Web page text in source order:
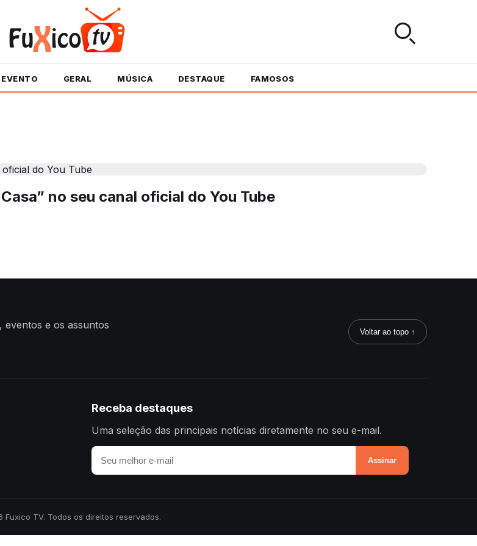
EVENTO GERAL MÚSICA DESTAQUE FAMOSOS
no seu canal oficial do You Tube
eventos e os assuntos
Voltar ao topo ↑
Receba destaques
Uma seleção das principais notícias diretamente no seu e-mail.
Assinar
Fuxico TV. Todos os direitos reservados.